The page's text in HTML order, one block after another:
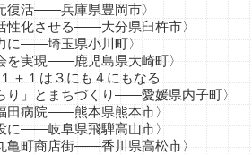
活――兵庫県豊岡市〉
化させる――大分県臼杵市〉
に――埼玉県小川町〉
実現――鹿児島県大崎町〉
＋１は３にも４にもなる
」とまちづくり――愛媛県内子町〉
病院――熊本県熊本市〉
――岐阜県飛騨高山市〉
町商店街――香川県高松市〉